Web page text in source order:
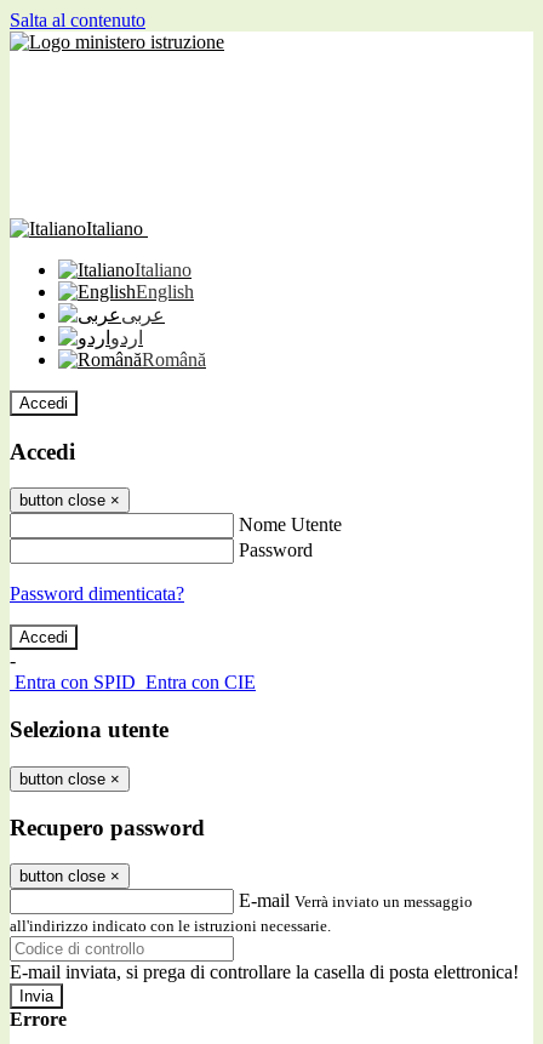
Salta al contenuto
Italiano
Italiano
English
عربى
اردو
Română
Accedi
Accedi
button close ×
Nome Utente
Password
Password dimenticata?
-
Entra con SPID Entra con CIE
Seleziona utente
button close ×
Recupero password
button close ×
E-mail Verrà inviato un messaggio
all'indirizzo indicato con le istruzioni necessarie.
E-mail inviata, si prega di controllare la casella di posta elettronica!
Errore